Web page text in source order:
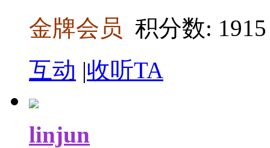
金牌会员 积分数: 1915
互动 |收听TA
linjun